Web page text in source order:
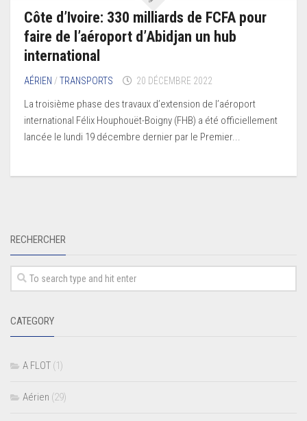
Côte d’Ivoire: 330 milliards de FCFA pour
faire de l’aéroport d’Abidjan un hub
international
AÉRIEN /TRANSPORTS 20 DÉCEMBRE 2022
La troisième phase des travaux d’extension de l’aéroport
international Félix Houphouët-Boigny (FHB) a été officiellement
lancée le lundi 19 décembre dernier par le Premier...
RECHERCHER
CATEGORY
A FLOT (1)
Aérien (29)